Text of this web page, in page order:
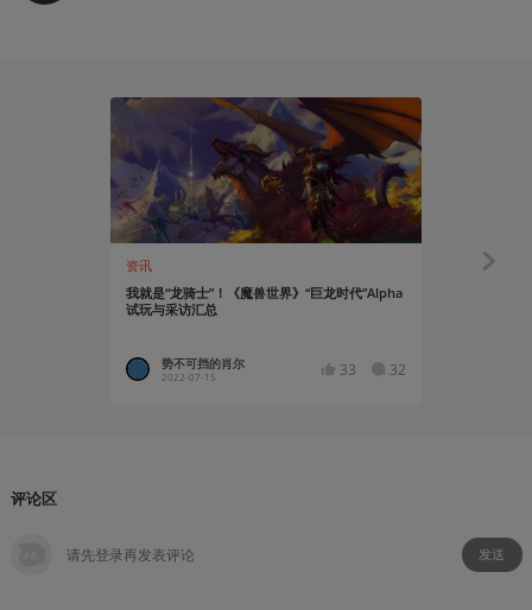
资讯
我就是“龙骑士”！《魔兽世界》“巨龙时代”Alpha
试玩与采访汇总
势不可挡的肖尔
2022-07-15 33 32
知识挖掘机
评论区
发送